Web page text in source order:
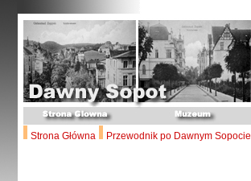
Strona Główna Przewodnik po Dawnym Sopocie